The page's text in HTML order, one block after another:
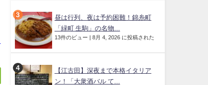
昼は行列、夜は予約困難！錦糸町
「緑町 生駒」の名物...
13件のビュー | 8月 4, 2026 に投稿された
【江古田】深夜まで本格イタリア
ン！「大衆酒バル て...